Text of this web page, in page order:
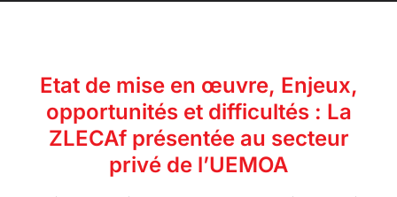
Etat de mise en œuvre, Enjeux,
opportunités et difficultés : La
ZLECAf présentée au secteur
privé de l’UEMOA